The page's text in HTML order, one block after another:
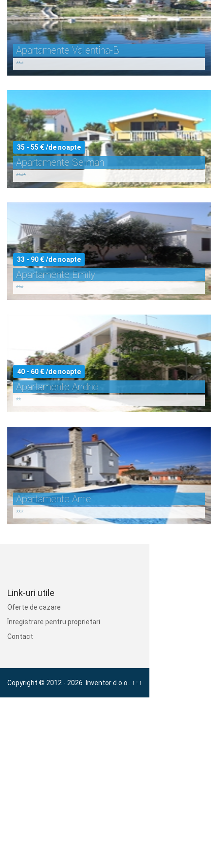
Apartamente Valentina-B
***
35 - 55 € /de noapte
Apartamente Selman
****
33 - 90 € /de noapte
Apartamente Emily
***
40 - 60 € /de noapte
Apartamente Andrić
**
Apartamente Ante
***
Link-uri utile
Oferte de cazare
Înregistrare pentru proprietari
Contact
Copyright © 2012 - 2026. Inventor d.o.o.. ↑↑↑